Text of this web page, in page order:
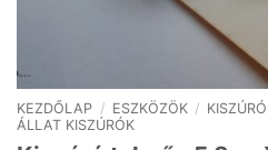
KEZDŐLAP / ESZKÖZÖK /
ÁLLAT KISZÚRÓK